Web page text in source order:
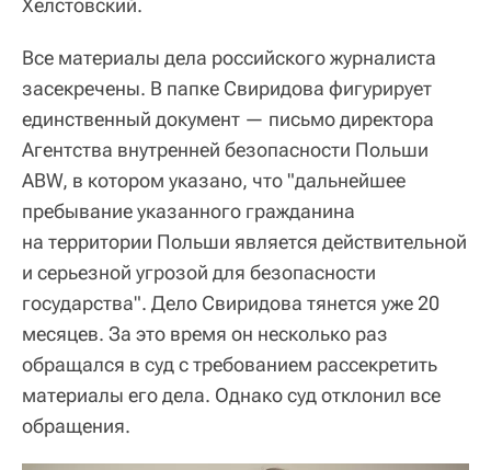
Все материалы дела российского журналиста
засекречены. В папке Свиридова фигурирует
единственный документ — письмо директора
Агентства внутренней безопасности Польши
ABW, в котором указано, что "дальнейшее
пребывание указанного гражданина
на территории Польши является действительной
и серьезной угрозой для безопасности
государства". Дело Свиридова тянется уже 20
месяцев. За это время он несколько раз
обращался в суд с требованием рассекретить
материалы его дела. Однако суд отклонил все
обращения.